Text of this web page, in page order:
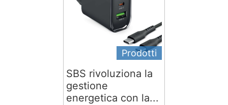
Prodotti
SBS rivoluziona la
gestione
energetica con la...